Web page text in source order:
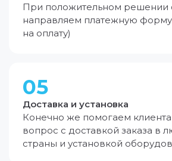
При положительном решении
направляем платежную форму
на оплату)
05
Доставка и установка
Конечно же помогаем
вопрос с доставкой заказа в
страны и установкой